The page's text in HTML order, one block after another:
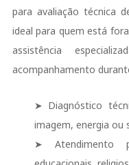
para avaliação técnica
ideal para quem está
assistência
acompanhamento
➤ Diagnóstico
imagem, energia ou
➤ Atendimento